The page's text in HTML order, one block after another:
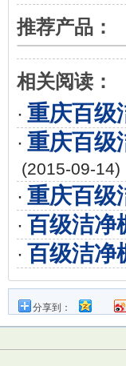
推荐产品：
相关阅读：
· 重庆百级
· 重庆百级
(2015-09-14)
· 重庆百级
· 百级洁净
· 百级洁净
分享到：